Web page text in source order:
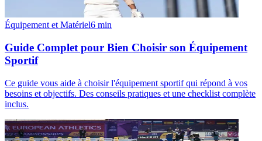
Équipement et Matériel6 min
Guide Complet pour Bien Choisir son Équipement
Sportif
Ce guide vous aide à choisir l'équipement sportif qui répond à vos
besoins et objectifs. Des conseils pratiques et une checklist complète
inclus.